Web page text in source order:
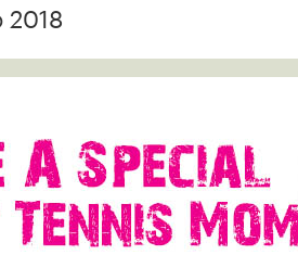
2018